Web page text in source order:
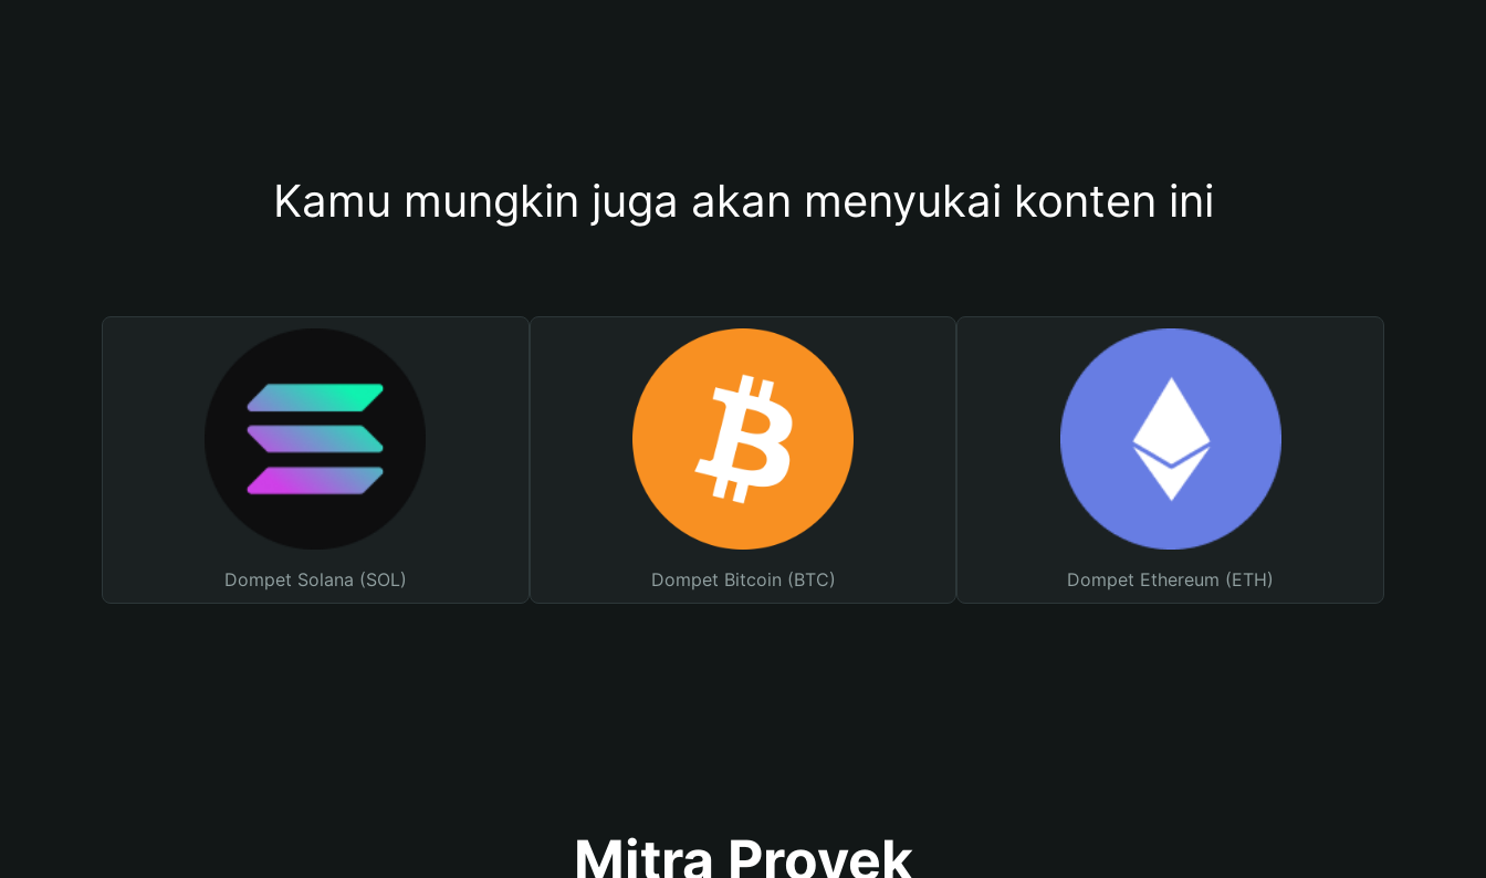
Kamu mungkin juga akan menyukai konten ini
Dompet Solana (SOL) Dompet Bitcoin (BTC) Dompet Ethereum (ETH)
Mitra Proyek